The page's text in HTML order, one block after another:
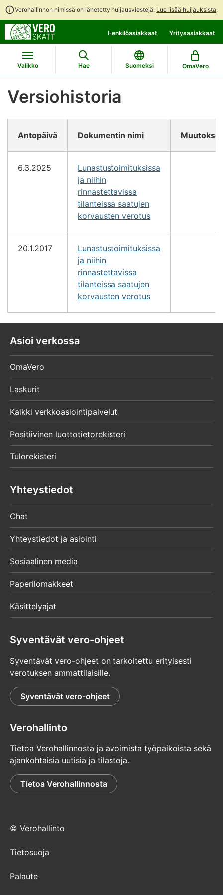
Verohallinnon nimissä on lähetetty huijausviestejä. Lue lisää huijauksista.
suoraan
sisältöön
koko
sivuston
hakuun
Henkilöasiakkaat Yritysasiakkaat
Valikko Hae Suomeksi OmaVero
Versiohistoria
Antopäivä Dokumentin nimi Muutokset
6.3.2025
Lunastustoimituksissa
ja niihin
rinnastettavissa
tilanteissa saatujen
korvausten verotus
20.1.2017
Lunastustoimituksissa
ja niihin
rinnastettavissa
tilanteissa saatujen
korvausten verotus
Asioi verkossa
OmaVero
Laskurit
Kaikki verkkoasiointipalvelut
Positiivinen luottotietorekisteri
Tulorekisteri
Yhteystiedot
Chat
Yhteystiedot ja asiointi
Sosiaalinen media
Paperilomakkeet
Käsittelyajat
Syventävät vero-ohjeet
Syventävät vero-ohjeet on tarkoitettu erityisesti
verotuksen ammattilaisille.
Syventävät vero-ohjeet
Verohallinto
Tietoa Verohallinnosta ja avoimista työpaikoista sekä
ajankohtaisia uutisia ja tilastoja.
Tietoa Verohallinnosta
© Verohallinto
Tietosuoja
Palaute